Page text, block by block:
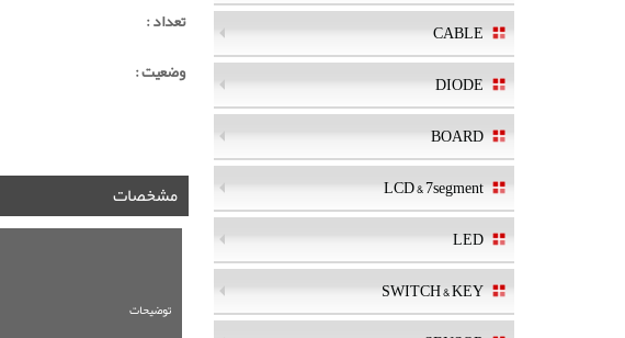
CABLE
DIODE
BOARD
LCD & 7segment
LED
SWITCH & KEY
تعداد :
وضعیت :
مشخصات
توضیحات